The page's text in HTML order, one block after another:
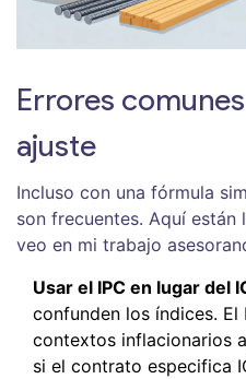
Errores
ajuste
Incluso con una fórmula
son frecuentes. Aquí están
veo en mi trabajo
Usar el IPC en lugar del
confunden los índices. El
contextos inflacionarios
si el contrato especifica